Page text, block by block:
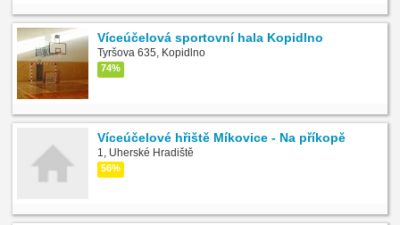
Víceúčelová sportovní hala Kopidlno
Tyršova 635, Kopidlno
74%
Víceúčelové hřiště Míkovice - Na příkopě
1, Uherské Hradiště
56%